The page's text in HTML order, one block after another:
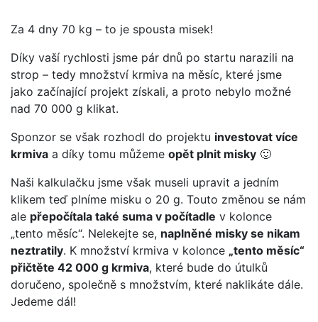
Za 4 dny 70 kg – to je spousta misek!
Díky vaší rychlosti jsme pár dnů po startu narazili na
strop – tedy množství krmiva na měsíc, které jsme
jako začínající projekt získali, a proto nebylo možné
nad 70 000 g klikat.
Sponzor se však rozhodl do projektu investovat více
krmiva a díky tomu můžeme opět plnit misky 🙂
Naši kalkulačku jsme však museli upravit a jedním
klikem teď plníme misku o 20 g. Touto změnou se nám
ale přepočítala také suma v počítadle v kolonce
„tento měsíc“. Nelekejte se, naplněné misky se nikam
neztratily. K množství krmiva v kolonce „tento měsíc“
přičtěte 42 000 g krmiva, které bude do útulků
doručeno, společně s množstvím, které naklikáte dále.
Jedeme dál!